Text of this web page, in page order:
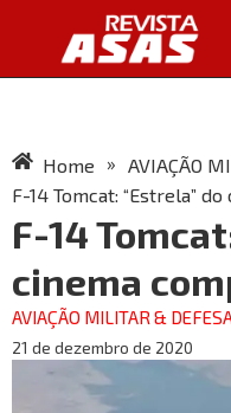
Home » AVIAÇÃO
F-14 Tomcat: “Estrela”
F-14
cinema
AVIAÇÃO MILITAR &
21 de dezembro de 2020